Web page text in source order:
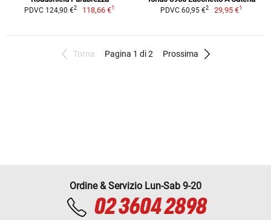
PDVC 124,90 €2 118,66 €1 PDVC 60,95 €2 29,95 €1
Torna Pagina 1 di 2 Prossima
Ordine & Servizio Lun-Sab 9-20
02 3604 2898